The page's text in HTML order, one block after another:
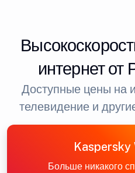
интернет от
Доступные цены на
телевидение и
Kaspersky
Больше никакого